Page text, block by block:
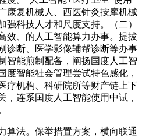
康复机械人、西医针灸按摩机械
强科技人才和尺度支持。（二）
效、的人工智能算力办事。提拔
诊断、医学影像辅帮诊断等办事
智能煎制配备，阐扬国度人工智
度智能社会管理尝试特色感化，
疗机构、科研院所等财产链上下
，连系国度人工智能使用中试，
法。保举措置方案，横向联通